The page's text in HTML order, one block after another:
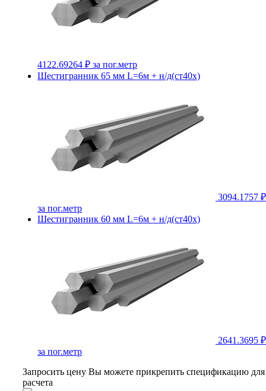
4122.69264 ₽ за пог.метр
Шестигранник 65 мм L=6м + н/д(ст40х)
3094.1757 ₽
за пог.метр
Шестигранник 60 мм L=6м + н/д(ст40х)
2641.3695 ₽
за пог.метр
Запросить цену Вы можете прикрепить спецификацию для
расчета